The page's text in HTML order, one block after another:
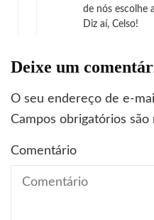
de nós escolhe
Diz aí, Celso!
Deixe um
O seu endereço de e-
Campos obrigatórios são
Comentário